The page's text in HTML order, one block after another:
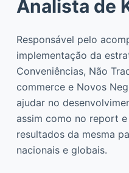
Analista de
Responsável pelo
implementação da
Conveniências, Não
commerce e Novos
ajudar no
assim como no report
resultados da mesma
nacionais e globais.